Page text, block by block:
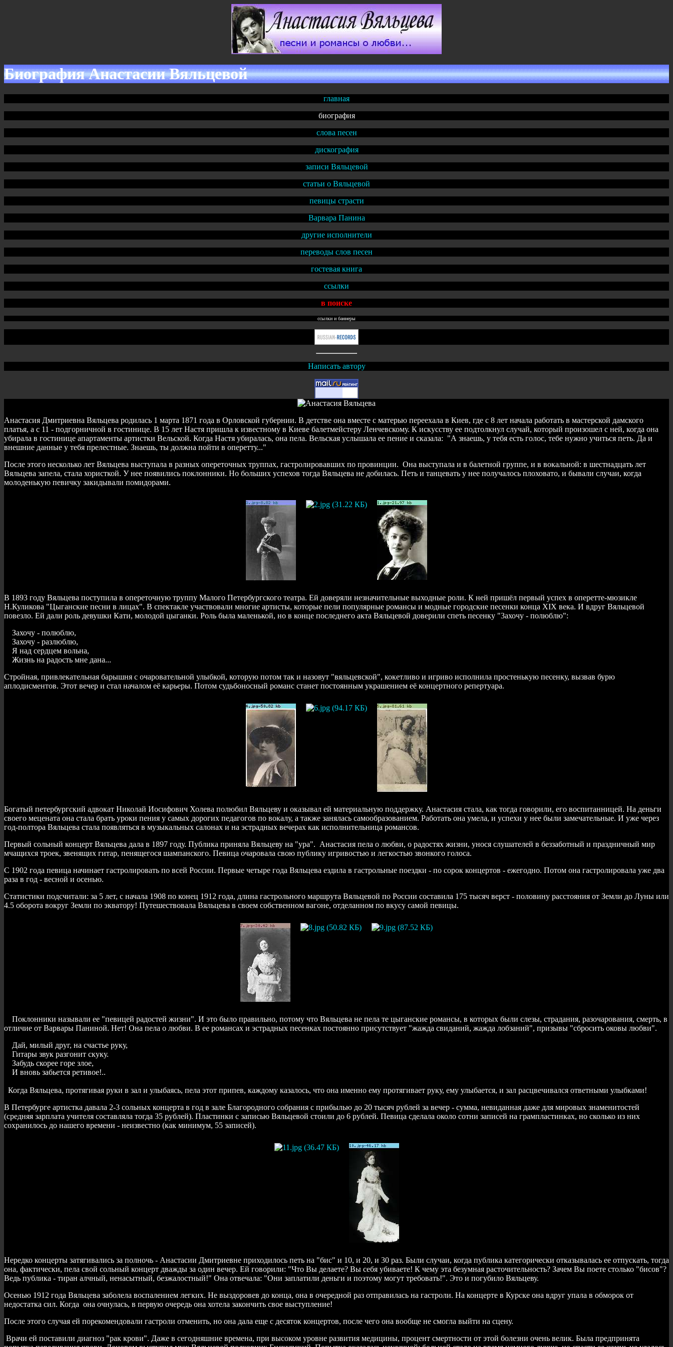
Биография Анастасии Вяльцевой
главная
биография
слова песен
дискография
записи Вяльцевой
статьи о Вяльцевой
певицы страсти
Варвара Панина
другие исполнители
переводы слов песен
гостевая книга
ссылки
в поиске
ссылки и баннеры
Написать автору
Анастасия Дмитриевна Вяльцева родилась 1 марта 1871 года в Орловской губернии. В детстве она вместе с матерью переехала в Киев, где с 8 лет начала работать в мастерской дамского
платья, а с 11 - подгорничной в гостинице. В 15 лет Настя пришла к известному в Киеве балетмейстеру Ленчевскому. К искусству ее подтолкнул случай, который произошел с ней, когда она
убирала в гостинице апартаменты артистки Вельской. Когда Настя убиралась, она пела. Вельская услышала ее пение и сказала: "А знаешь, у тебя есть голос, тебе нужно учиться петь. Да и
внешние данные у тебя прелестные. Знаешь, ты должна пойти в оперетту..."
После этого несколько лет Вяльцева выступала в разных опереточных труппах, гастролировавших по провинции. Она выступала и в балетной группе, и в вокальной: в шестнадцать лет
Вяльцева запела, стала хористкой. У нее появились поклонники. Но больших успехов тогда Вяльцева не добилась. Петь и танцевать у нее получалось плоховато, и бывали случаи, когда
молоденькую певичку закидывали помидорами.
В 1893 году Вяльцева поступила в опереточную труппу Малого Петербургского театра. Ей доверяли незначительные выходные роли. К ней пришёл первый успех в оперетте-мюзикле
Н.Куликова "Цыганские песни в лицах". В спектакле участвовали многие артисты, которые пели популярные романсы и модные городские песенки конца XIX века. И вдруг Вяльцевой
повезло. Ей дали роль девушки Кати, молодой цыганки. Роль была маленькой, но в конце последнего акта Вяльцевой доверили спеть песенку "3ахочу - полюблю":
Захочу - полюблю,
Захочу - разлюблю,
Я над сердцем вольна,
Жизнь на радость мне дана...
Стройная, привлекательная барышня с очаровательной улыбкой, которую потом так и назовут "вяльцевской", кокетливо и игриво исполнила простенькую песенку, вызвав бурю
аплодисментов. Этот вечер и стал началом её карьеры. Потом судьбоносный романс станет постоянным украшением её концертного репертуара.
Богатый петербургский адвокат Николай Иосифович Холева полюбил Вяльцеву и оказывал ей материальную поддержку. Анастасия стала, как тогда говорили, его воспитанницей. На деньги
своего мецената она стала брать уроки пения у самых дорогих педагогов по вокалу, а также занялась самообразованием. Работать она умела, и успехи у нее были замечательные. И уже через
год-полтора Вяльцева стала появляться в музыкальных салонах и на эстрадных вечерах как исполнительница романсов.
Первый сольный концерт Вяльцева дала в 1897 году. Публика приняла Вяльцеву на "ура". Анастасия пела о любви, о радостях жизни, унося слушателей в беззаботный и праздничный мир
мчащихся троек, звенящих гитар, пенящегося шампанского. Певица очаровала свою публику игривостью и легкостью звонкого голоса.
С 1902 года певица начинает гастролировать по всей России. Первые четыре года Вяльцева ездила в гастрольные поездки - по сорок концертов - ежегодно. Потом она гастролировала уже два
раза в год - весной и осенью.
Статистики подсчитали: за 5 лет, с начала 1908 по конец 1912 года, длина гастрольного маршрута Вяльцевой по России составила 175 тысяч верст - половину расстояния от Земли до Луны или
4.5 оборота вокруг Земли по экватору! Путешествовала Вяльцева в своем собственном вагоне, отделанном по вкусу самой певицы.
Поклонники называли ее "певицей радостей жизни". И это было правильно, потому что Вяльцева не пела те цыганские романсы, в которых были слезы, страдания, разочарования, смерть, в
отличие от Варвары Паниной. Нет! Она пела о любви. В ее романсах и эстрадных песенках постоянно присутствует "жажда свиданий, жажда лобзаний", призывы "сбросить оковы любви".
Дай, милый друг, на счастье руку,
Гитары звук разгонит скуку.
Забудь скорее горе злое,
И вновь забьется ретивое!..
Когда Вяльцева, протягивая руки в зал и улыбаясь, пела этот припев, каждому казалось, что она именно ему протягивает руку, ему улыбается, и зал расцвечивался ответными улыбками!
В Петербурге артистка давала 2-3 сольных концерта в год в зале Благородного собрания с прибылью до 20 тысяч рублей за вечер - сумма, невиданная даже для мировых знаменитостей
(средняя зарплата учителя составляла тогда 35 рублей). Пластинки с записью Вяльцевой стоили до 6 рублей. Певица сделала около сотни записей на грампластинках, но сколько из них
сохранилось до нашего времени - неизвестно (как минимум, 55 записей).
Нередко концерты затягивались за полночь - Анастасии Дмитриевне приходилось петь на "бис" и 10, и 20, и 30 раз. Были случаи, когда публика категорически отказывалась ее отпускать, тогда
она, фактически, пела свой сольный концерт дважды за один вечер. Ей говорили: "Что Вы делаете? Вы себя убиваете! К чему эта безумная расточительность? Зачем Вы поете столько "бисов"?
Ведь публика - тиран алчный, ненасытный, безжалостный!" Она отвечала: "Они заплатили деньги и поэтому могут требовать!". Это и погубило Вяльцеву.
Осенью 1912 года Вяльцева заболела воспалением легких. Не выздоровев до конца, она в очередной раз отправилась на гастроли. На концерте в Курске она вдруг упала в обморок от
недостатка сил. Когда она очнулась, в первую очередь она хотела закончить свое выступление!
После этого случая ей порекомендовали гастроли отменить, но она дала еще с десяток концертов, после чего она вообще не смогла выйти на сцену.
Врачи ей поставили диагноз "рак крови". Даже в сегодняшние времена, при высоком уровне развития медицины, процент смертности от этой болезни очень велик. Была предпринята